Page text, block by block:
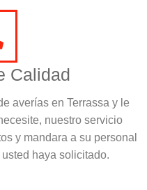
Calidad
averías en Terrassa y le
nuestro servicio
y mandara a su personal
haya solicitado.